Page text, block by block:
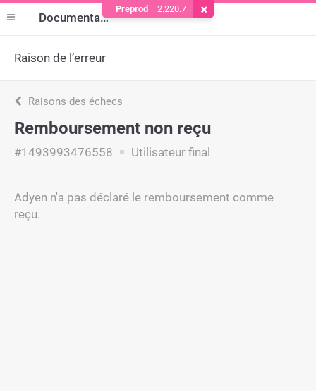
Documentation
Raison de l’erreur
Raisons des échecs
Remboursement non reçu
#1493993476558 Utilisateur final
Adyen n'a pas déclaré le remboursement comme
reçu.
Preprod 2.220.7 Supprimer le cookie